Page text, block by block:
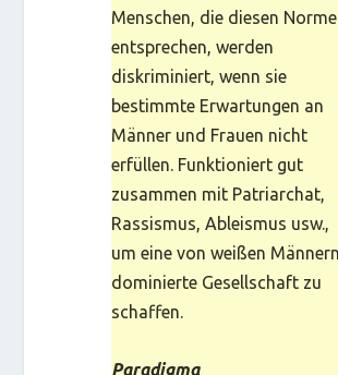
Menschen, die diesen
entsprechen, werden
diskriminiert, wenn sie
bestimmte Erwartungen an
Männer und Frauen nicht
erfüllen. Funktioniert gut
zusammen mit Patriarchat,
Rassismus, Ableismus usw.,
um eine von weißen Männern
dominierte Gesellschaft zu
schaffen.
Paradigma